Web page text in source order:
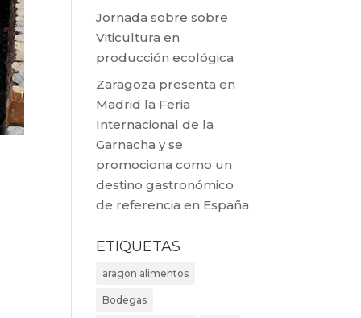
Jornada sobre sobre
Viticultura en
producción ecológica
Zaragoza presenta en
Madrid la Feria
Internacional de la
Garnacha y se
promociona como un
destino gastronómico
de referencia en España
ETIQUETAS
aragon alimentos
Bodegas